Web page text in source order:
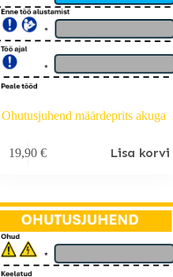
Ohutusjuhend määrdeprits akuga
19,90€ Lisa korvi